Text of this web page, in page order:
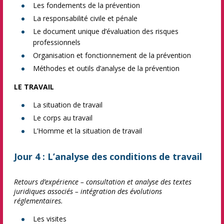
Les fondements de la prévention
La responsabilité civile et pénale
Le document unique d’évaluation des risques
professionnels
Organisation et fonctionnement de la prévention
Méthodes et outils d’analyse de la prévention
LE TRAVAIL
La situation de travail
Le corps au travail
L’Homme et la situation de travail
Jour 4 : L’analyse des conditions de travail
Retours d’expérience – consultation et analyse des textes
juridiques associés – intégration des évolutions
réglementaires.
Les visites